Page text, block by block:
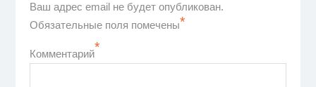
Ваш адрес email не будет опубликован.
Обязательные поля помечены*
Комментарий*